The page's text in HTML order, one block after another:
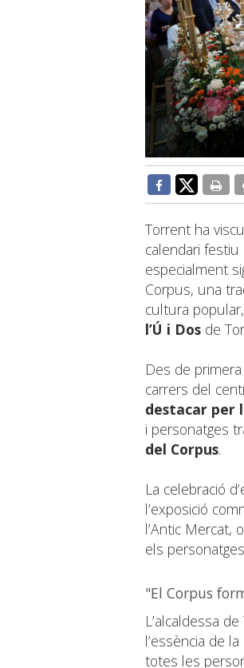
Torrent ha
calendari festiu
especialment
Corpus, una
cultura
l’Ú i Dos de
Des de
carrers del
destacar per
i personatges
del Corpus.
La celebració
l’exposició
l’Antic Mercat,
els
"El Corpus
L’alcaldessa
l’essència de
totes les